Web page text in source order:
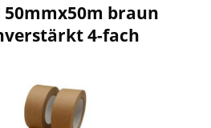
braun
4-fach